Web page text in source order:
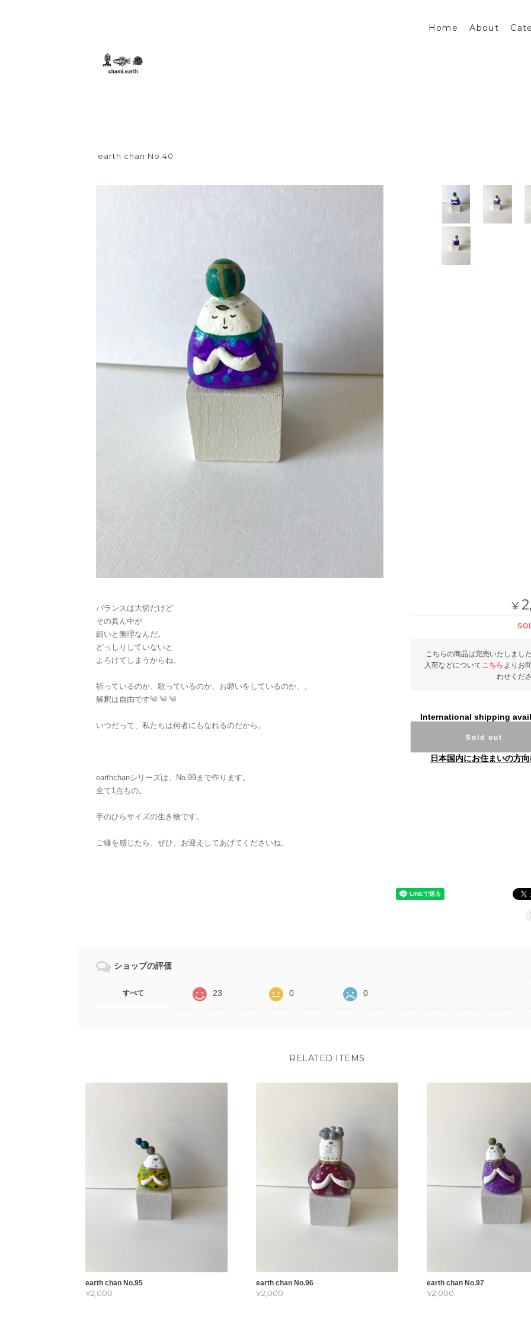
Home About
earth chan No.40
バランスは大切だけど
その真ん中が
細いと無理なんだ。
どっしりしていないと
よろけてしまうからね。
祈っているのか、歌っているのか、お願いをしているのか、、
解釈は自由です༄ ༄ ༄
いつだって、私たちは何者にもなれるのだから。
earthchanシリーズは、No.99まで作ります。
全て1点もの。
手のひらサイズの生き物です。
ご縁を感じたら、ぜひ、お迎えしてあげてくださいね。
¥
こちらの商品は完売いたしまし
入荷などについて こちら よりお
わせくだ
International shipping
Sold out
日本国内にお住まいの方
ショップの評価
すべて 23 0 0
RELATED ITEMS
earth chan No.95
¥2,000
earth chan No.96
¥2,000
earth chan No.97
¥2,000